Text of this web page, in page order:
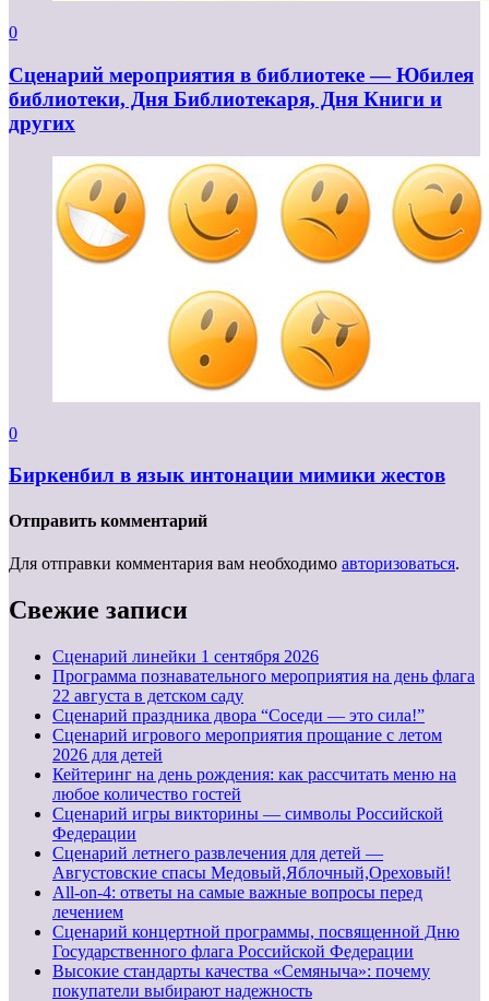
0
Сценарий мероприятия в библиотеке — Юбилея
библиотеки, Дня Библиотекаря, Дня Книги и
других
0
Биркенбил в язык интонации мимики жестов
Отправить комментарий
Для отправки комментария вам необходимо авторизоваться.
Свежие записи
Cценарий линейки 1 сентября 2026
Программа познавательного мероприятия на день флага
22 августа в детском саду
Сценарий праздника двора “Соседи — это сила!”
Сценарий игрового мероприятия прощание с летом
2026 для детей
Кейтеринг на день рождения: как рассчитать меню на
любое количество гостей
Сценарий игры викторины — символы Российской
Федерации
Сценарий летнего развлечения для детей —
Августовские спасы Медовый,Яблочный,Ореховый!
All-on-4: ответы на самые важные вопросы перед
лечением
Сценарий концертной программы, посвященной Дню
Государственного флага Российской Федерации
Высокие стандарты качества «Семяныча»: почему
покупатели выбирают надежность